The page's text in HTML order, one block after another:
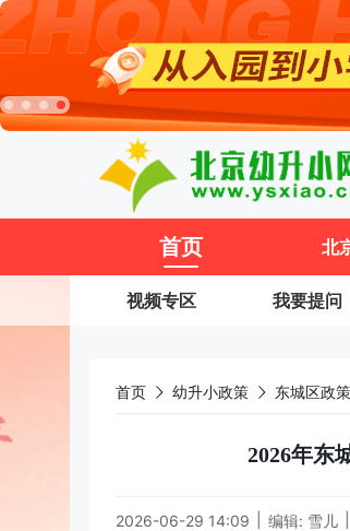
首页 北
视频专区 我要提问
首页 幼升小政策 东城区政策
2026年东
2026-06-29 14:09 编辑: 雪儿